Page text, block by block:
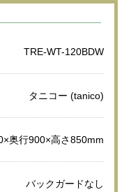
TRE-WT-120BDW
タニコー (tanico)
奥行900×高さ850mm
バックガードなし